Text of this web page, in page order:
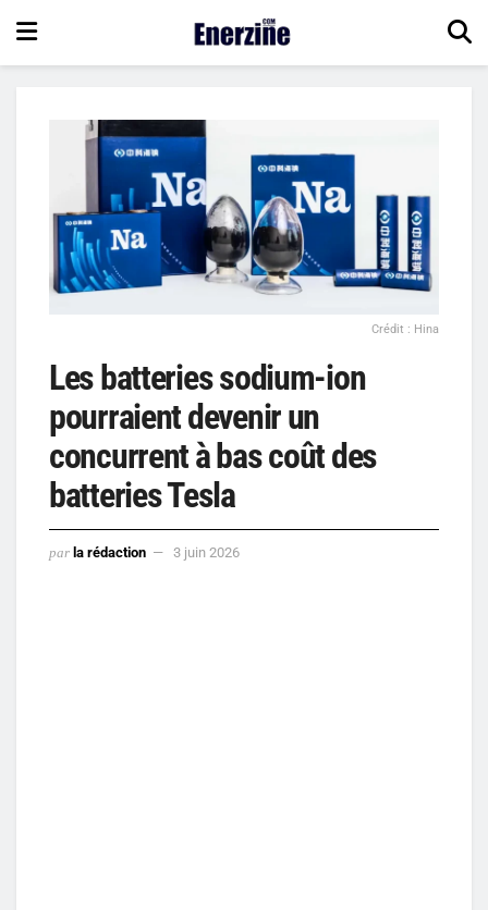
Crédit : Hina
Les batteries sodium-ion
pourraient devenir un
concurrent à bas coût des
batteries Tesla
par la rédaction 3 juin 2026